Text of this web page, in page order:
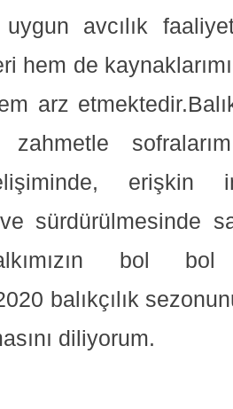
avcılık
hem de
arz
erişkin
sürdürülmesinde
bol
balıkçılık
diliyorum.